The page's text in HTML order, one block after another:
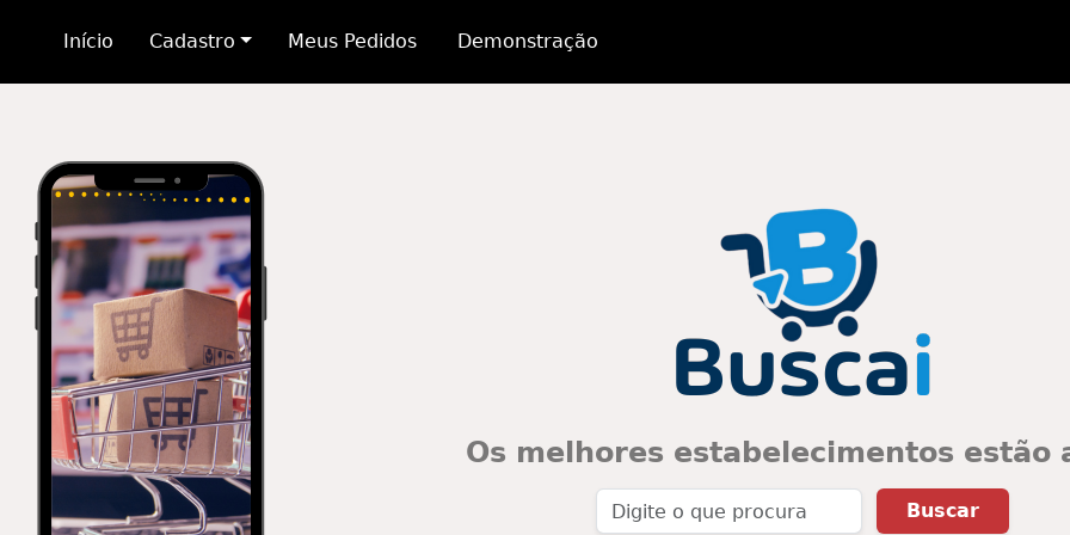
Início Cadastro Meus Pedidos Demonstração
Os melhores estabelecimentos estão
Buscar